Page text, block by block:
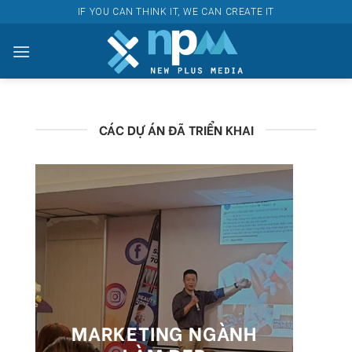
content
IF YOU CAN THINK IT, WE CAN CREATE IT
CÁC DỰ ÁN ĐÃ TRIỂN KHAI
CHIẾN
MARKETING NGÀNH